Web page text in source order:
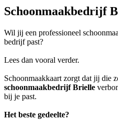
Schoonmaakbedrijf
Wil jij een professioneel
bedrijf past?
Lees dan vooral verder.
Schoonmaakkaart zorgt dat jij die
schoonmaakbedrijf Brielle
bij je past.
Het beste gedeelte?